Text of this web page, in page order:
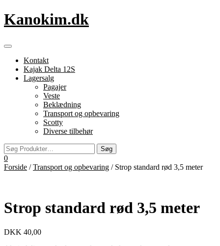
Videre
til
Kanokim.dk
Flip
navigationKontakt
Kajak Delta 12S
Lagersalg
Pagajer
Veste
Beklædning
Transport og opbevaring
Scotty
Diverse tilbehør
0
Forside /Transport og opbevaring / Strop standard rød 3,5 meter
Strop standard rød 3,5 meter
DKK 40,00